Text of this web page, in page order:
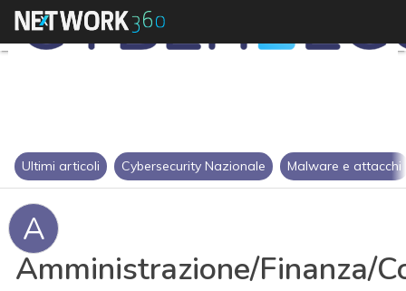
Ultimi articoli Cybersecurity Nazionale Malware e attacchi
A
Amministrazione/Finanza/